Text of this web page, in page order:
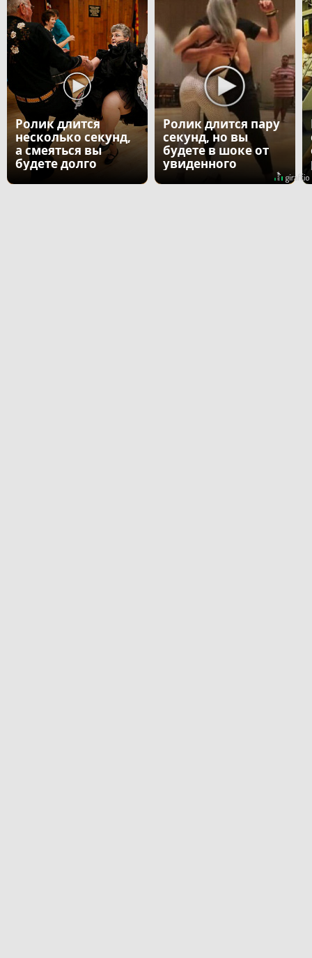
Ролик длится
несколько секунд,
а смеяться вы
будете долго
Ролик длится пару
секунд, но вы
будете в шоке от
увиденного